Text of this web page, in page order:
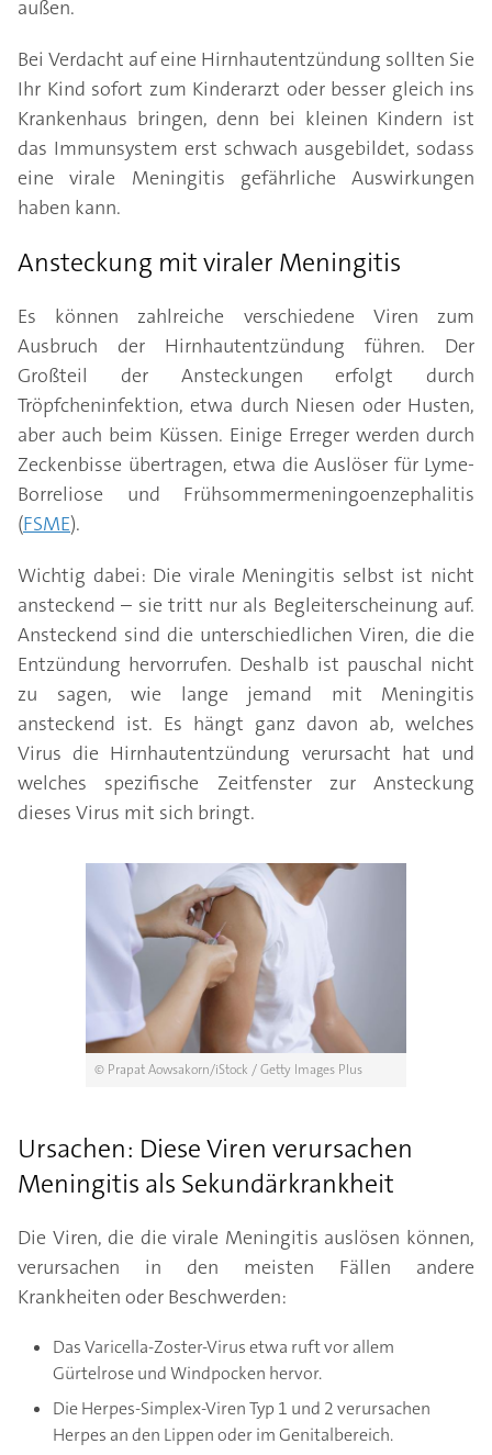
außen.
Bei Verdacht auf eine Hirnhautentzündung sollten Sie
Ihr Kind sofort zum Kinderarzt oder besser gleich ins
Krankenhaus bringen, denn bei kleinen Kindern ist
das Immunsystem erst schwach ausgebildet, sodass
eine virale Meningitis gefährliche Auswirkungen
haben kann.
Ansteckung mit viraler Meningitis
Es können zahlreiche verschiedene Viren zum
Ausbruch der Hirnhautentzündung führen. Der
Großteil der Ansteckungen erfolgt durch
Tröpfcheninfektion, etwa durch Niesen oder Husten,
aber auch beim Küssen. Einige Erreger werden durch
Zeckenbisse übertragen, etwa die Auslöser für Lyme-
Borreliose und Frühsommermeningoenzephalitis
(FSME).
Wichtig dabei: Die virale Meningitis selbst ist nicht
ansteckend – sie tritt nur als Begleiterscheinung auf.
Ansteckend sind die unterschiedlichen Viren, die die
Entzündung hervorrufen. Deshalb ist pauschal nicht
zu sagen, wie lange jemand mit Meningitis
ansteckend ist. Es hängt ganz davon ab, welches
Virus die Hirnhautentzündung verursacht hat und
welches spezifische Zeitfenster zur Ansteckung
dieses Virus mit sich bringt.
© Prapat Aowsakorn/iStock / Getty Images Plus
Ursachen: Diese Viren verursachen
Meningitis als Sekundärkrankheit
Die Viren, die die virale Meningitis auslösen können,
verursachen in den meisten Fällen andere
Krankheiten oder Beschwerden:
Das Varicella-Zoster-Virus etwa ruft vor allem
Gürtelrose und Windpocken hervor.
Die Herpes-Simplex-Viren Typ 1 und 2 verursachen
Herpes an den Lippen oder im Genitalbereich.